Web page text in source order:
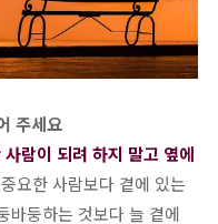
주세요
람이 되려 하지 말고 옆에
요한 사람보다 곁에 있는
바둥하는 것보다 늘 곁에